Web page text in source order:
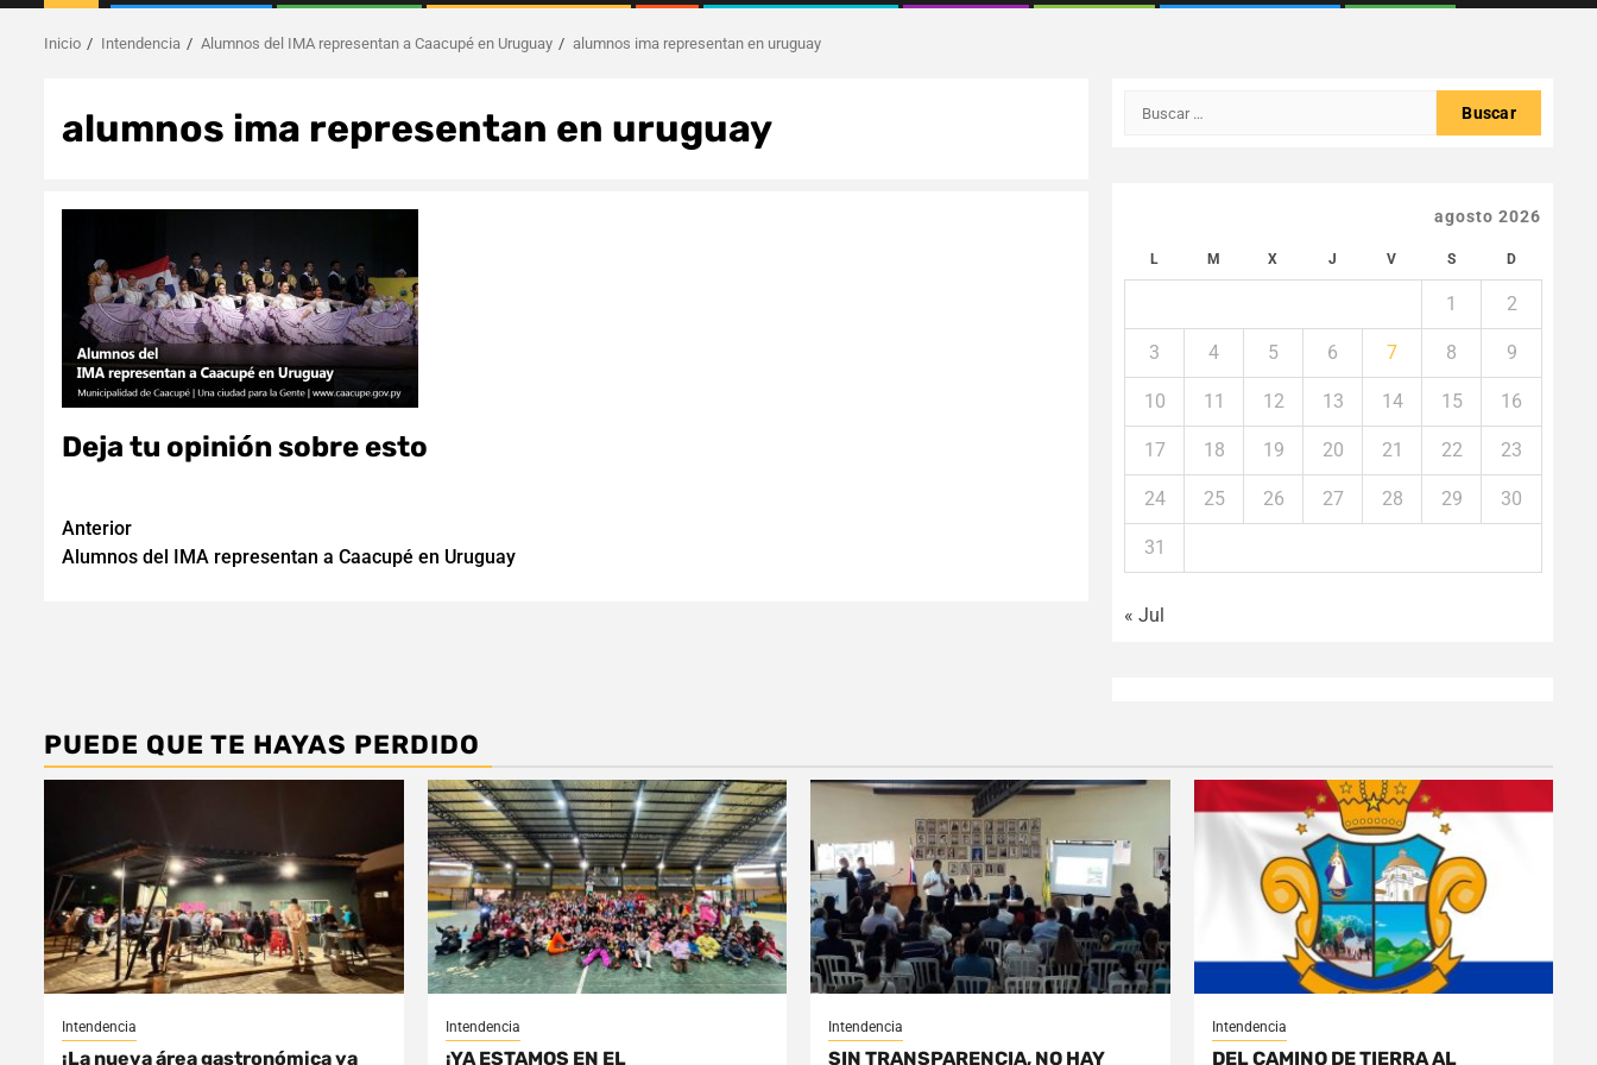
Inicio Intendencia Alumnos del IMA representan a Caacupé en Uruguay alumnos ima representan en uruguay
alumnos ima representan en uruguay
Deja tu opinión sobre esto
Navegación
de
Anterior
Alumnos del IMA representan a Caacupé en Uruguay
Buscar:
agosto 2026
L M X J V S D
1 2
3 4 5 6 7 8 9
10 11 12 13 14 15 16
17 18 19 20 21 22 23
24 25 26 27 28 29 30
31
« Jul
PUEDE QUE TE HAYAS PERDIDO
Intendencia
¡La nueva área gastronómica ya
Intendencia
¡YA ESTAMOS EN EL
Intendencia
SIN TRANSPARENCIA, NO HAY
Intendencia
DEL CAMINO DE TIERRA AL